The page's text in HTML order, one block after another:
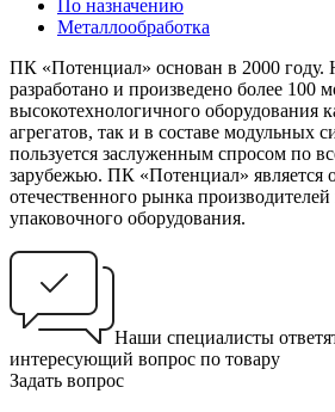
По назначению
Металлообработка
ПК «Потенциал» основан в 2000 году.
разработано и произведено более 100
высокотехнологичного оборудования
агрегатов, так и в составе модульных
пользуется заслуженным спросом по
зарубежью. ПК «Потенциал» является
отечественного рынка
упаковочного оборудования.
Наши специалисты
интересующий вопрос по товару
Задать вопрос